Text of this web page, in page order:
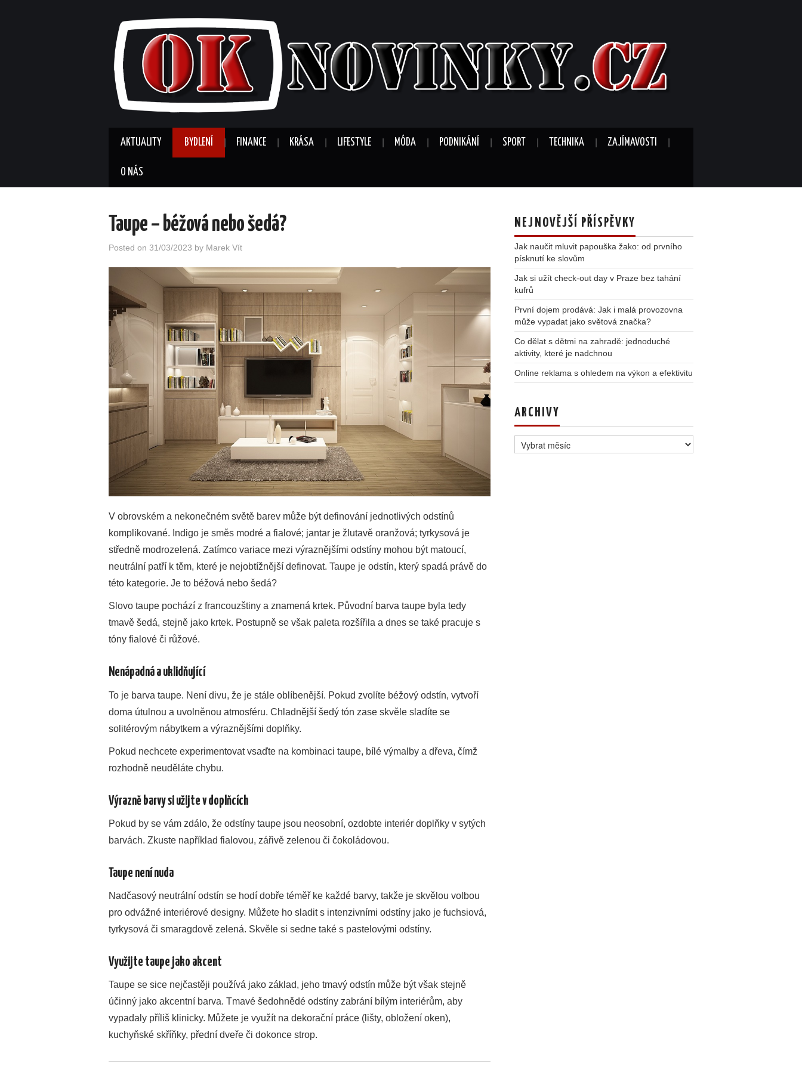
AKTUALITY BYDLENÍ FINANCE KRÁSA LIFESTYLE MÓDA PODNIKÁNÍ SPORT TECHNIKA ZAJÍMAVOSTI
O NÁS
Taupe – béžová nebo šedá?
Posted on 31/03/2023 by Marek Vít
V obrovském a nekonečném světě barev může být definování jednotlivých odstínů
komplikované. Indigo je směs modré a fialové; jantar je žlutavě oranžová; tyrkysová je
středně modrozelená. Zatímco variace mezi výraznějšími odstíny mohou být matoucí,
neutrální patří k těm, které je nejobtížnější definovat. Taupe je odstín, který spadá právě do
této kategorie. Je to béžová nebo šedá?
Slovo taupe pochází z francouzštiny a znamená krtek. Původní barva taupe byla tedy
tmavě šedá, stejně jako krtek. Postupně se však paleta rozšířila a dnes se také pracuje s
tóny fialové či růžové.
Nenápadná a uklidňující
To je barva taupe. Není divu, že je stále oblíbenější. Pokud zvolíte béžový odstín, vytvoří
doma útulnou a uvolněnou atmosféru. Chladnější šedý tón zase skvěle sladíte se
solitérovým nábytkem a výraznějšími doplňky.
Pokud nechcete experimentovat vsaďte na kombinaci taupe, bílé výmalby a dřeva, čímž
rozhodně neuděláte chybu.
Výrazně barvy si užijte v doplňcích
Pokud by se vám zdálo, že odstíny taupe jsou neosobní, ozdobte interiér doplňky v sytých
barvách. Zkuste například fialovou, zářivě zelenou či čokoládovou.
Taupe není nuda
Nadčasový neutrální odstín se hodí dobře téměř ke každé barvy, takže je skvělou volbou
pro odvážné interiérové designy. Můžete ho sladit s intenzivními odstíny jako je fuchsiová,
tyrkysová či smaragdově zelená. Skvěle si sedne také s pastelovými odstíny.
Využijte taupe jako akcent
Taupe se sice nejčastěji používá jako základ, jeho tmavý odstín může být však stejně
účinný jako akcentní barva. Tmavé šedohnědé odstíny zabrání bílým interiérům, aby
vypadaly příliš klinicky. Můžete je využít na dekorační práce (lišty, obložení oken),
kuchyňské skříňky, přední dveře či dokonce strop.
NEJNOVĚJŠÍ PŘÍSPĚVKY
Jak naučit mluvit papouška žako: od prvního
písknutí ke slovům
Jak si užít check-out day v Praze bez tahání
kufrů
První dojem prodává: Jak i malá provozovna
může vypadat jako světová značka?
Co dělat s dětmi na zahradě: jednoduché
aktivity, které je nadchnou
Online reklama s ohledem na výkon a efektivitu
ARCHIVY